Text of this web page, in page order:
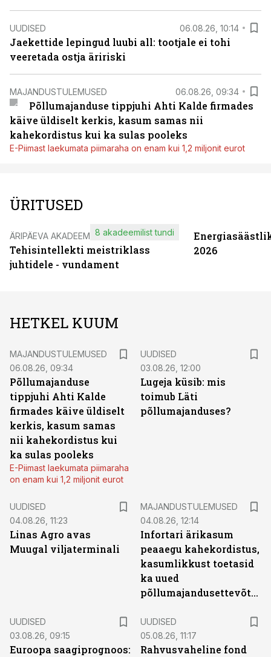
UUDISED 06.08.26, 10:14
Jaekettide lepingud luubi all: tootjale ei tohi
veeretada ostja äririski
MAJANDUSTULEMUSED 06.08.26, 09:34
Põllumajanduse tippjuhi Ahti Kalde firmades
käive üldiselt kerkis, kasum samas nii
kahekordistus kui ka sulas pooleks
E-Piimast laekumata piimaraha on enam kui 1,2 miljonit eurot
ÜRITUSED
ÄRIPÄEVA AKADEEMIA
Tehisintellekti meistriklass
juhtidele - vundament
8 akadeemilist tundi
2026
HETKEL KUUM
MAJANDUSTULEMUSED
06.08.26, 09:34
Põllumajanduse
tippjuhi Ahti Kalde
firmades käive üldiselt
kerkis, kasum samas
nii kahekordistus kui
ka sulas pooleks
E-Piimast laekumata piimaraha
on enam kui 1,2 miljonit eurot
UUDISED
03.08.26, 12:00
Lugeja küsib: mis
toimub Läti
põllumajanduses?
UUDISED
04.08.26, 11:23
Linas Agro avas
Muugal viljaterminali
MAJANDUSTULEMUSED
04.08.26, 12:14
Infortari ärikasum
peaaegu kahekordistus,
kasumlikkust toetasid
ka uued
põllumajandusettevõtted
UUDISED
03.08.26, 09:15
Euroopa saagiprognoos:
UUDISED
05.08.26, 11:17
Rahvusvaheline fond